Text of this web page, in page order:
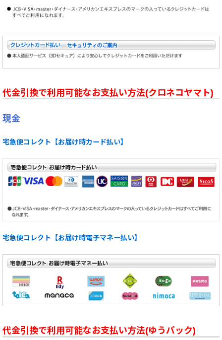
代金引換で利用可能なお支払い方法(クロネコヤマト)
現金
宅急便コレクト【お届け時カード払い】
宅急便コレクト【お届け時電子マネー払い】
代金引換で利用可能なお支払い方法(ゆうパック)